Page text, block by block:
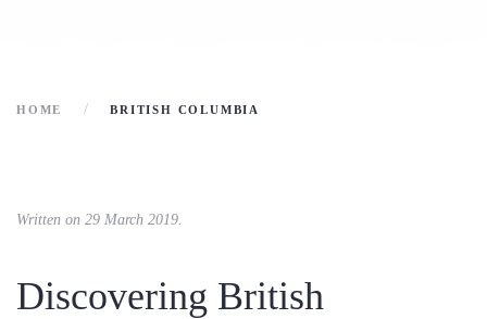
HOME BRITISH COLUMBIA
Written on 29 March 2019.
Discovering British